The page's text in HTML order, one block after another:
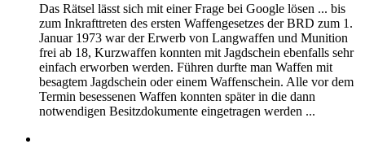
Das Rätsel lässt sich mit einer Frage bei Google lösen ... bis
zum Inkrafttreten des ersten Waffengesetzes der BRD zum 1.
Januar 1973 war der Erwerb von Langwaffen und Munition
frei ab 18, Kurzwaffen konnten mit Jagdschein ebenfalls sehr
einfach erworben werden. Führen durfte man Waffen mit
besagtem Jagdschein oder einem Waffenschein. Alle vor dem
Termin besessenen Waffen konnten später in die dann
notwendigen Besitzdokumente eingetragen werden ...